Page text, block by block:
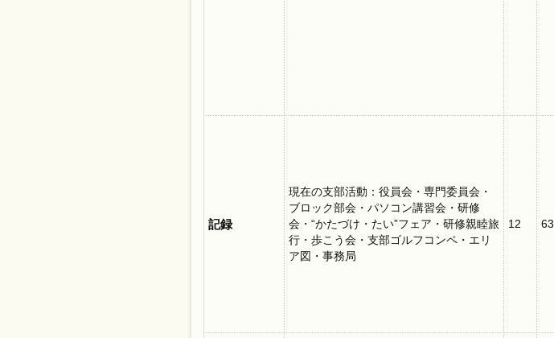
記録
現在の支部活動：役員会・専門委員会・
ブロック部会・パソコン講習会・研修
会・“かたづけ・たい”フェア・研修親睦旅
行・歩こう会・支部ゴルフコンペ・エリ
ア図・事務局
12 63